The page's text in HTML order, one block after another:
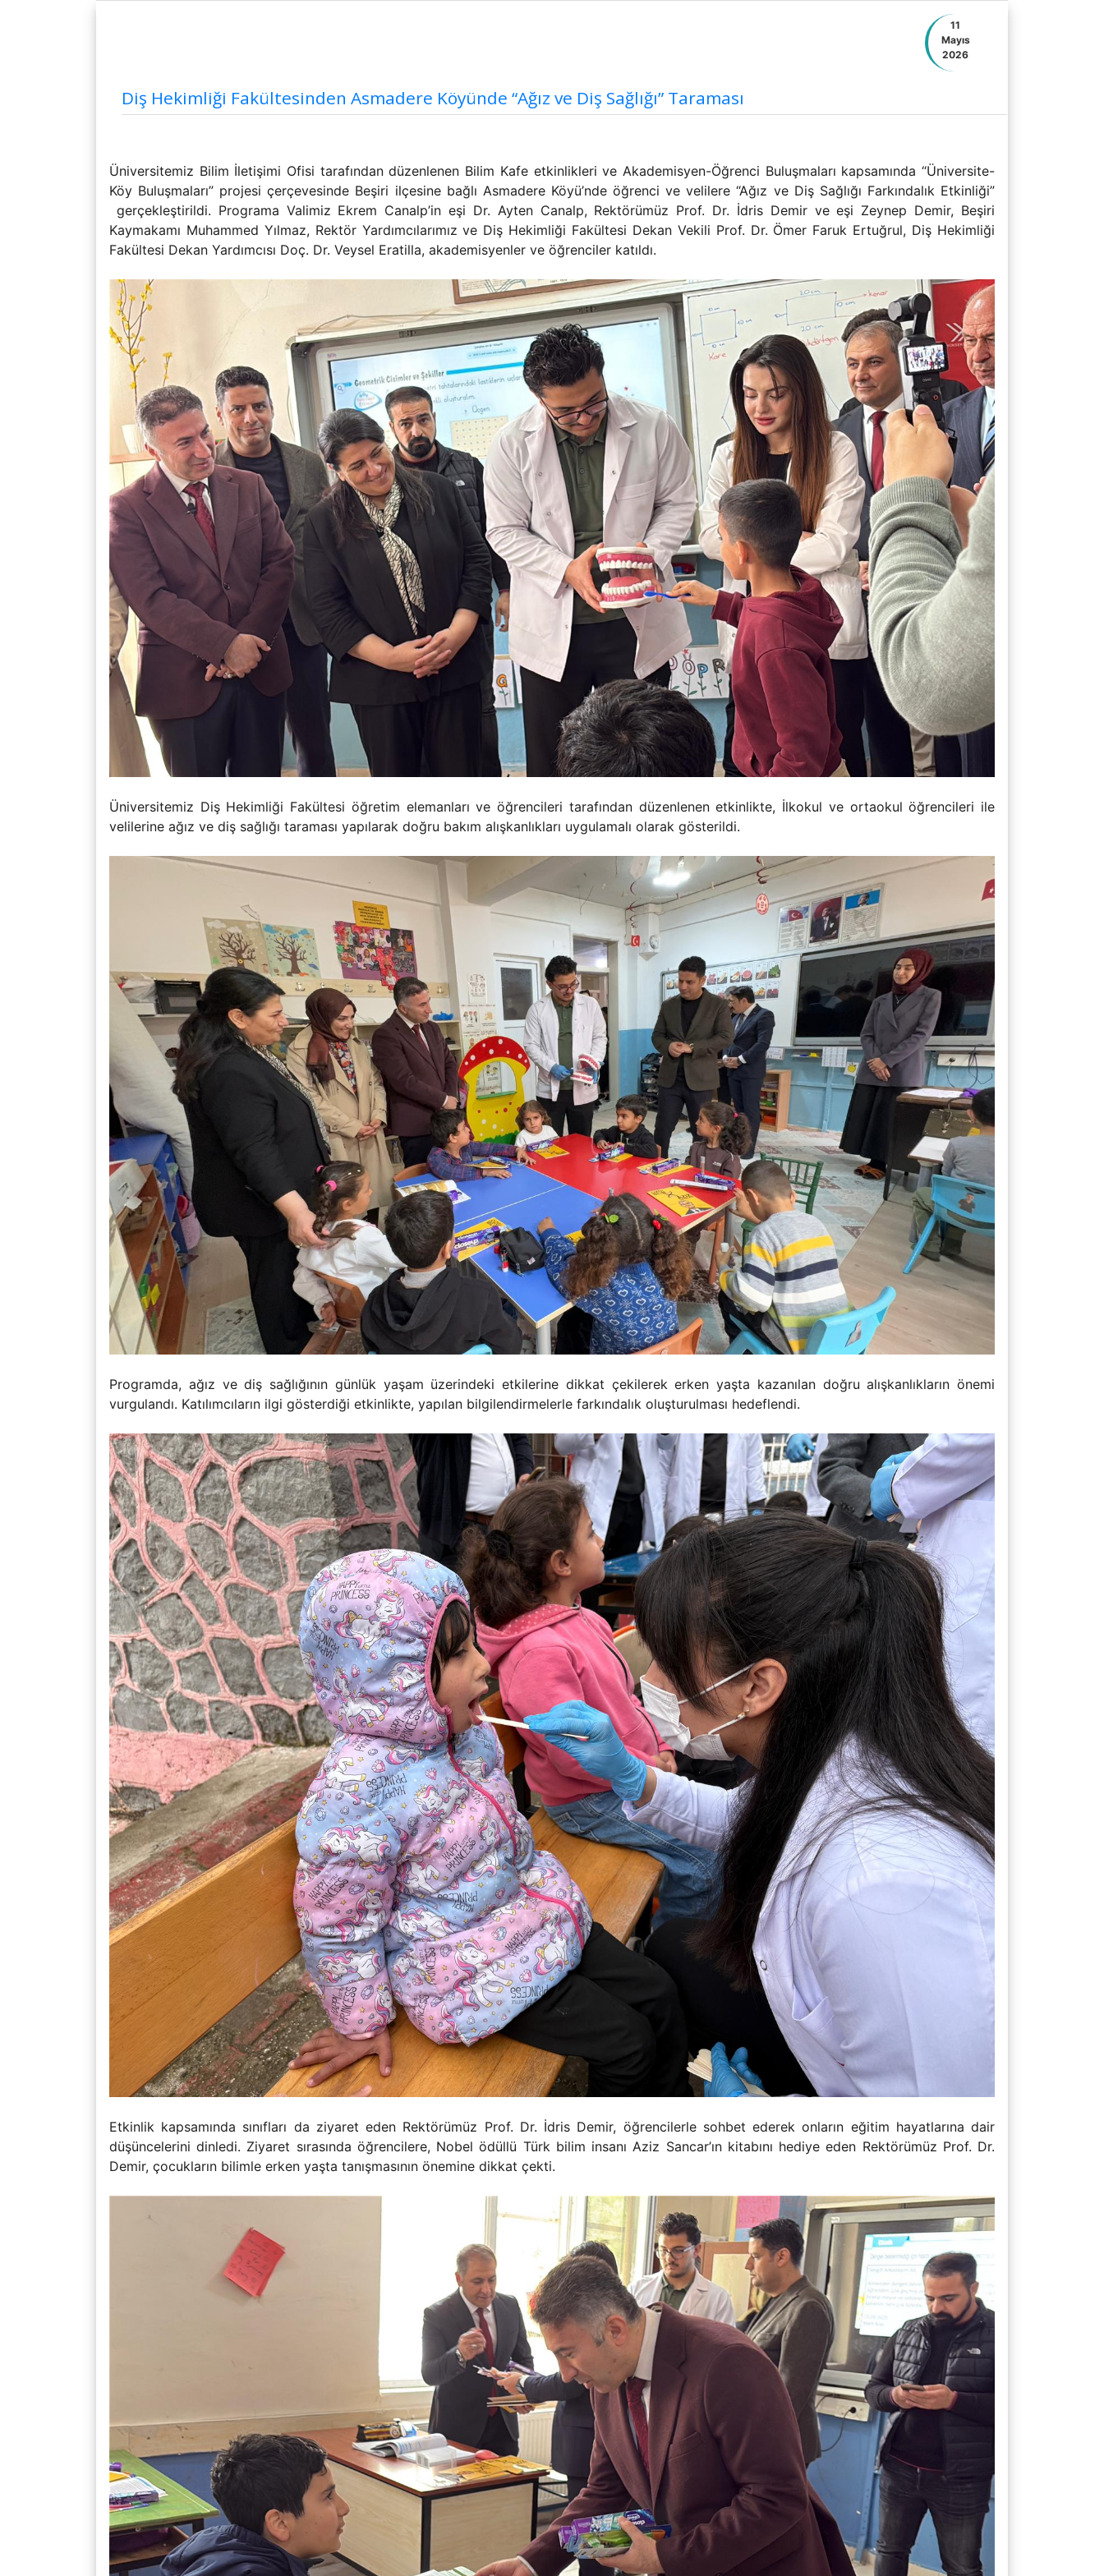
11
Mayıs
2026
Diş Hekimliği Fakültesinden Asmadere Köyünde “Ağız ve Diş Sağlığı” Taraması
Üniversitemiz Bilim İletişimi Ofisi tarafından düzenlenen Bilim Kafe etkinlikleri ve Akademisyen-Öğrenci Buluşmaları kapsamında “Üniversite-
Köy Buluşmaları” projesi çerçevesinde Beşiri ilçesine bağlı Asmadere Köyü’nde öğrenci ve velilere “Ağız ve Diş Sağlığı Farkındalık Etkinliği”
gerçekleştirildi. Programa Valimiz Ekrem Canalp’in eşi Dr. Ayten Canalp, Rektörümüz Prof. Dr. İdris Demir ve eşi Zeynep Demir, Beşiri
Kaymakamı Muhammed Yılmaz, Rektör Yardımcılarımız ve Diş Hekimliği Fakültesi Dekan Vekili Prof. Dr. Ömer Faruk Ertuğrul, Diş Hekimliği
Fakültesi Dekan Yardımcısı Doç. Dr. Veysel Eratilla, akademisyenler ve öğrenciler katıldı.
Üniversitemiz Diş Hekimliği Fakültesi öğretim elemanları ve öğrencileri tarafından düzenlenen etkinlikte, İlkokul ve ortaokul öğrencileri ile
velilerine ağız ve diş sağlığı taraması yapılarak doğru bakım alışkanlıkları uygulamalı olarak gösterildi.
Programda, ağız ve diş sağlığının günlük yaşam üzerindeki etkilerine dikkat çekilerek erken yaşta kazanılan doğru alışkanlıkların önemi
vurgulandı. Katılımcıların ilgi gösterdiği etkinlikte, yapılan bilgilendirmelerle farkındalık oluşturulması hedeflendi.
Etkinlik kapsamında sınıfları da ziyaret eden Rektörümüz Prof. Dr. İdris Demir, öğrencilerle sohbet ederek onların eğitim hayatlarına dair
düşüncelerini dinledi. Ziyaret sırasında öğrencilere, Nobel ödüllü Türk bilim insanı Aziz Sancar’ın kitabını hediye eden Rektörümüz Prof. Dr.
Demir, çocukların bilimle erken yaşta tanışmasının önemine dikkat çekti.